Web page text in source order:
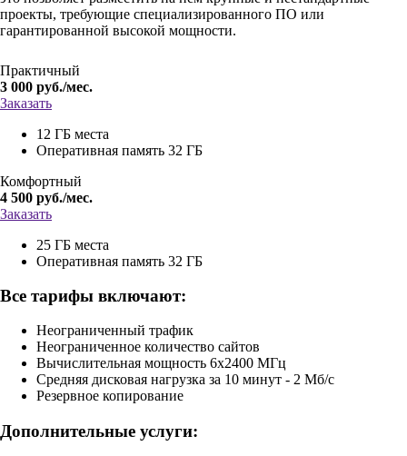
проекты, требующие специализированного ПО или
гарантированной высокой мощности.
Практичный
3 000 руб./мес.
Заказать
12 ГБ места
Оперативная память 32 ГБ
Комфортный
4 500 руб./мес.
Заказать
25 ГБ места
Оперативная память 32 ГБ
Все тарифы включают:
Неограниченный трафик
Неограниченное количество сайтов
Вычислительная мощность 6х2400 МГц
Средняя дисковая нагрузка за 10 минут - 2 Мб/с
Резервное копирование
Дополнительные услуги: